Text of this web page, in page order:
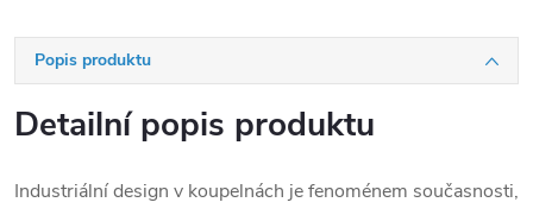
Popis produktu
Detailní popis produktu
Industriální design v koupelnách je fenoménem současnosti,